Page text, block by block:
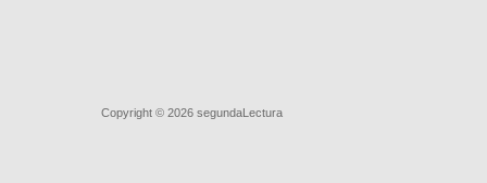
Copyright © 2026 segundaLectura